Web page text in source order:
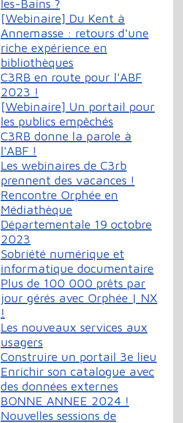
les-Bains ?
[Webinaire] Du Kent à
Annemasse : retours d'une
riche expérience en
bibliothèques
C3RB en route pour l'ABF
2023 !
[Webinaire] Un portail pour
les publics empêchés
C3RB donne la parole à
l'ABF !
Les webinaires de C3rb
prennent des vacances !
Rencontre Orphée en
Médiathèque
Départementale 19 octobre
2023
Sobriété numérique et
informatique documentaire
Plus de 100 000 prêts par
jour gérés avec Orphée | NX
!
Les nouveaux services aux
usagers
Construire un portail 3e lieu
Enrichir son catalogue avec
des données externes
BONNE ANNEE 2024 !
Nouvelles sessions de